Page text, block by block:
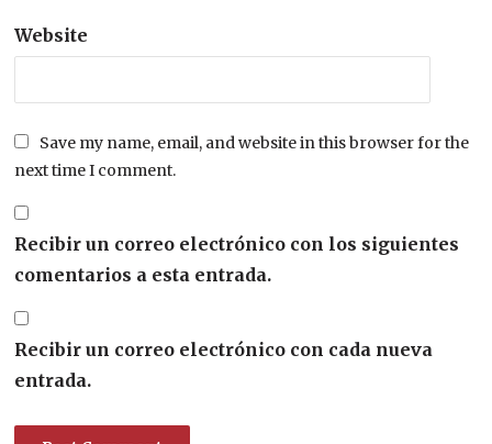
Website
Save my name, email, and website in this browser for the
next time I comment.
Recibir un correo electrónico con los siguientes
comentarios a esta entrada.
Recibir un correo electrónico con cada nueva
entrada.